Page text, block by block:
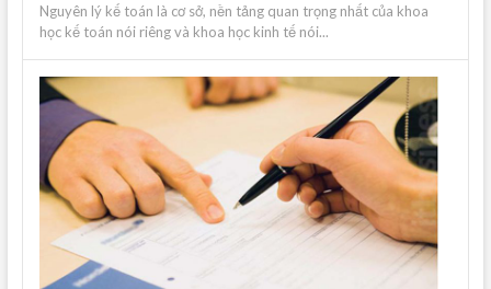
Nguyên lý kế toán là cơ sở, nền tảng quan trọng nhất của khoa
học kế toán nói riêng và khoa học kinh tế nói...